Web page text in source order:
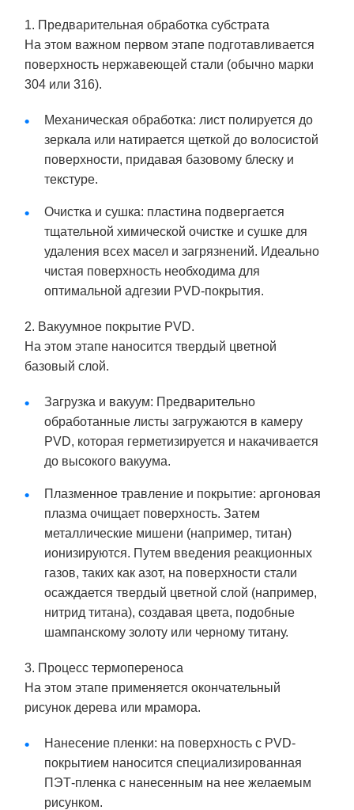
1. Предварительная обработка субстрата
На этом важном первом этапе подготавливается
поверхность нержавеющей стали (обычно марки
304 или 316).
Механическая обработка: лист полируется до
зеркала или натирается щеткой до волосистой
поверхности, придавая базовому блеску и
текстуре.
Очистка и сушка: пластина подвергается
тщательной химической очистке и сушке для
удаления всех масел и загрязнений. Идеально
чистая поверхность необходима для
оптимальной адгезии PVD-покрытия.
2. Вакуумное покрытие PVD.
На этом этапе наносится твердый цветной
базовый слой.
Загрузка и вакуум: Предварительно
обработанные листы загружаются в камеру
PVD, которая герметизируется и накачивается
до высокого вакуума.
Плазменное травление и покрытие: аргоновая
плазма очищает поверхность. Затем
металлические мишени (например, титан)
ионизируются. Путем введения реакционных
газов, таких как азот, на поверхности стали
осаждается твердый цветной слой (например,
нитрид титана), создавая цвета, подобные
шампанскому золоту или черному титану.
3. Процесс термопереноса
На этом этапе применяется окончательный
рисунок дерева или мрамора.
Нанесение пленки: на поверхность с PVD-
покрытием наносится специализированная
ПЭТ-пленка с нанесенным на нее желаемым
рисунком.